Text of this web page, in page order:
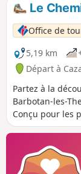
Le
Office de
5,19 km
Départ à
Partez à la
Barbotan-les-
Conçu pour les
tranquilles, cet
espaces
promenade